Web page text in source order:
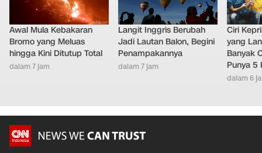
Awal Mula Kebakaran
Bromo yang Meluas
hingga Kini Ditutup Total
dalam 7 jam
Langit Inggris Berubah
Jadi Lautan Balon, Begini
Penampakannya
dalam 7 jam
Ciri
yang
Banyak
Punya 5
dalam 6